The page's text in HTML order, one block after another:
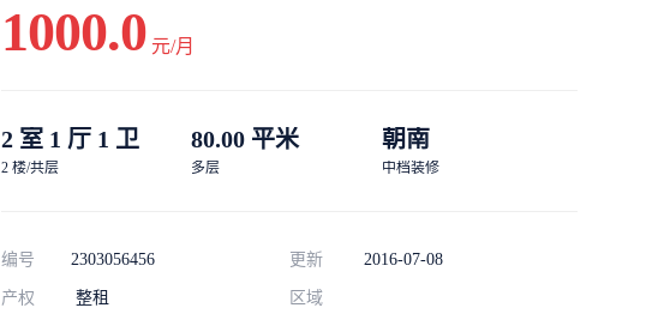
1000.0 元/月
2 室 1 厅 1 卫
2 楼/共层
80.00 平米
多层
朝南
中档装修
编号 2303056456 更新 2016-07-08
产权 整租 区域